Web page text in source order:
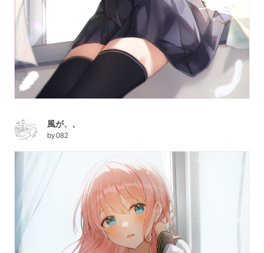
風が、、
by082